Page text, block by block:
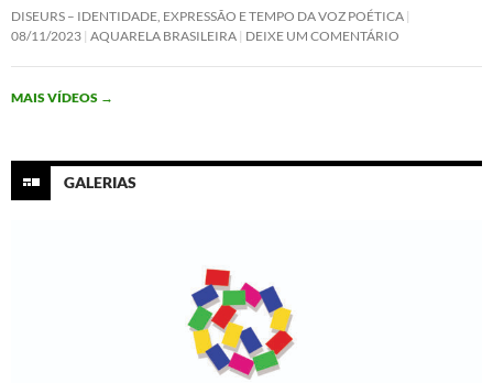
c
e
b
o
k
i
t
t
e
n
k
e
d
n
a
t
s
A
DISEURS – IDENTIDADE, EXPRESSÃO E TEMPO DA VOZ POÉTICA
08/11/2023 AQUARELA BRASILEIRA DEIXE UM COMENTÁRIO
MAIS VÍDEOS →
GALERIAS